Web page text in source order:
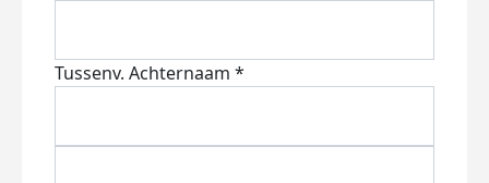
Tussenv. Achternaam *